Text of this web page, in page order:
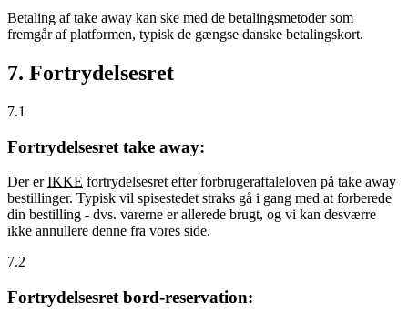
Betaling af take away kan ske med de betalingsmetoder som
fremgår af platformen, typisk de gængse danske betalingskort.
7. Fortrydelsesret
7.1
Fortrydelsesret take away:
Der erIKKE fortrydelsesret efter forbrugeraftaleloven på take away
bestillinger. Typisk vil spisestedet straks gå i gang med at forberede
din bestilling - dvs. varerne er allerede brugt, og vi kan desværre
ikke annullere denne fra vores side.
7.2
Fortrydelsesret bord-reservation: